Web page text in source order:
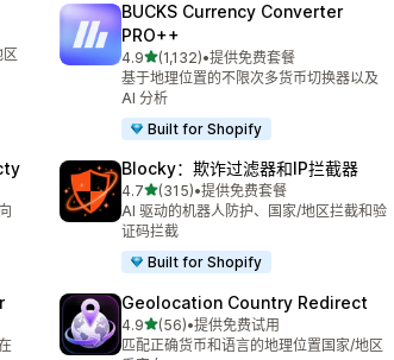
BUCKS Currency Converter
PRO++
4.9星（满分 5 星）
(1,132)
总共 1132 条评论
•提供免费套餐
基于地理位置的不限次多货币切换器以及
AI 分析
Built for Shopify
Blocky：欺诈过滤器和IP拦截器
4.7星（满分 5 星）
(315)
总共 315 条评论
•提供免费套餐
AI 驱动的机器人防护、国家/地区拦截和验
证码拦截
Built for Shopify
Geolocation Country Redirect
4.9星（满分 5 星）
(56)
总共 56 条评论
•提供免费试用
匹配正确货币和语言的地理位置国家/地区